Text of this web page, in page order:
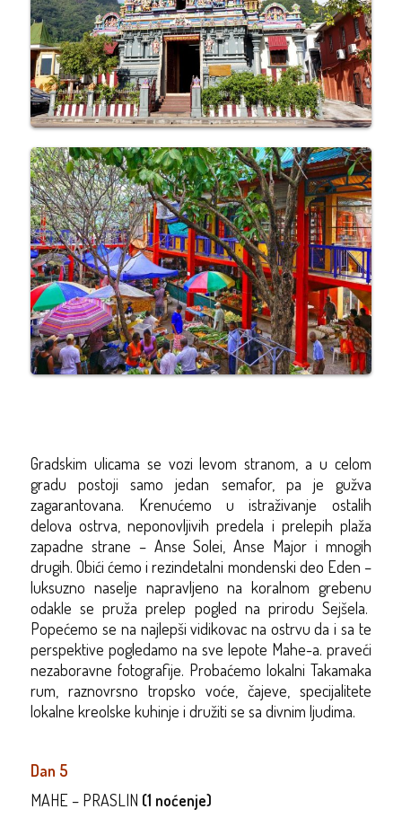
Gradskim ulicama se vozi levom stranom, a u celom
gradu postoji samo jedan semafor, pa je gužva
zagarantovana. Krenućemo u istraživanje ostalih
delova ostrva, neponovljivih predela i prelepih plaža
zapadne strane – Anse Solei, Anse Major i mnogih
drugih. Obići ćemo i rezindetalni mondenski deo Eden –
luksuzno naselje napravljeno na koralnom grebenu
odakle se pruža prelep pogled na prirodu Sejšela.
Popećemo se na najlepši vidikovac na ostrvu da i sa te
perspektive pogledamo na sve lepote Mahe-a. praveći
nezaboravne fotografije. Probaćemo lokalni Takamaka
rum, raznovrsno tropsko voće, čajeve, specijalitete
lokalne kreolske kuhinje i družiti se sa divnim ljudima.
Dan 5
MAHE – PRASLIN (1 noćenje)